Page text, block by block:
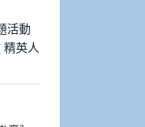
活動
精英人